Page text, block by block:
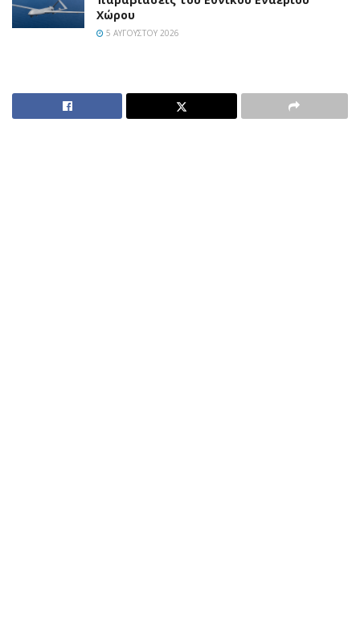
Χώρου
5 ΑΥΓΟΎΣΤΟΥ 2026